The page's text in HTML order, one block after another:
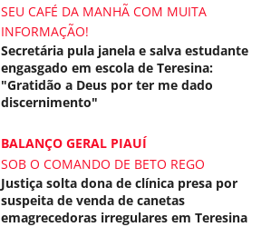
SEU CAFÉ DA MANHÃ COM MUITA
INFORMAÇÃO!
Secretária pula janela e salva estudante
engasgado em escola de Teresina:
"Gratidão a Deus por ter me dado
discernimento"
BALANÇO GERAL PIAUÍ
SOB O COMANDO DE BETO REGO
Justiça solta dona de clínica presa por
suspeita de venda de canetas
emagrecedoras irregulares em Teresina